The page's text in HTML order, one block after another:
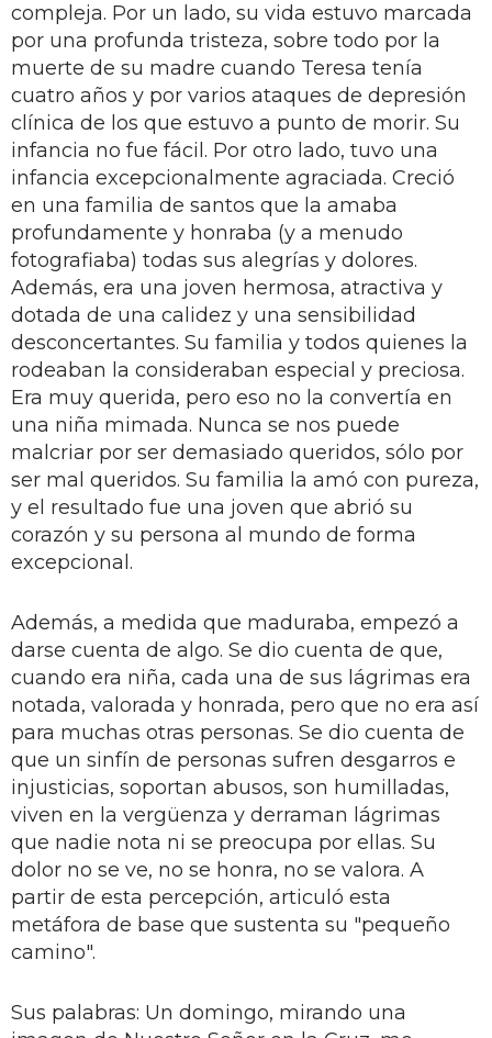
compleja. Por un lado, su vida estuvo marcada
por una profunda tristeza, sobre todo por la
muerte de su madre cuando Teresa tenía
cuatro años y por varios ataques de depresión
clínica de los que estuvo a punto de morir. Su
infancia no fue fácil. Por otro lado, tuvo una
infancia excepcionalmente agraciada. Creció
en una familia de santos que la amaba
profundamente y honraba (y a menudo
fotografiaba) todas sus alegrías y dolores.
Además, era una joven hermosa, atractiva y
dotada de una calidez y una sensibilidad
desconcertantes. Su familia y todos quienes la
rodeaban la consideraban especial y preciosa.
Era muy querida, pero eso no la convertía en
una niña mimada. Nunca se nos puede
malcriar por ser demasiado queridos, sólo por
ser mal queridos. Su familia la amó con pureza,
y el resultado fue una joven que abrió su
corazón y su persona al mundo de forma
excepcional.
Además, a medida que maduraba, empezó a
darse cuenta de algo. Se dio cuenta de que,
cuando era niña, cada una de sus lágrimas era
notada, valorada y honrada, pero que no era así
para muchas otras personas. Se dio cuenta de
que un sinfín de personas sufren desgarros e
injusticias, soportan abusos, son humilladas,
viven en la vergüenza y derraman lágrimas
que nadie nota ni se preocupa por ellas. Su
dolor no se ve, no se honra, no se valora. A
partir de esta percepción, articuló esta
metáfora de base que sustenta su "pequeño
camino".
Sus palabras: Un domingo, mirando una